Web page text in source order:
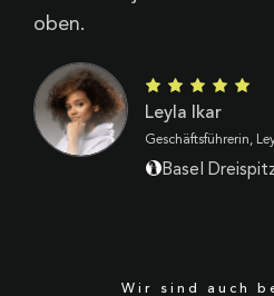
oben.
Leyla Ikar
Geschäftsführerin,
Basel
Wir sind auch